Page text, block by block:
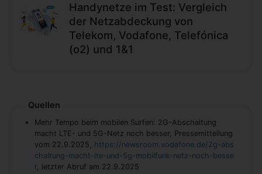
Handynetze im Test: Vergleich
der Netzabdeckung von
Telekom, Vodafone, Telefónica
(o2) und 1&1
Quellen
Mehr Tempo beim mobilen Surfen: 2G-Abschaltung
macht LTE- und 5G-Netz noch besser, Pressemitteilung
vom 22.9.2025, https://newsroom.vodafone.de/2g-abs
chaltung-macht-lte-und-5g-mobilfunk-netz-noch-besse
r, letzter Abruf am 22.9.2025